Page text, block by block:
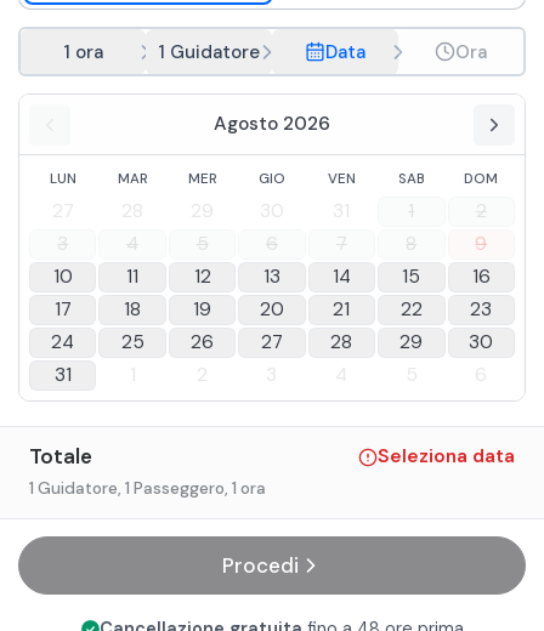
1 ora 1 Guidatore, 1 Passeggero
Data Ora
Agosto 2026
LUN MAR MER GIO VEN SAB DOM
27 28 29 30 31 1
2
3
4 5 6 7 8
9
10
11 12 13 14 15
16
17
18 19 20 21 22
23
24
25 26 27 28 29
30
31
1 2 3 4 5 6
Totale Seleziona data
1 Guidatore, 1 Passeggero, 1 ora
Procedi